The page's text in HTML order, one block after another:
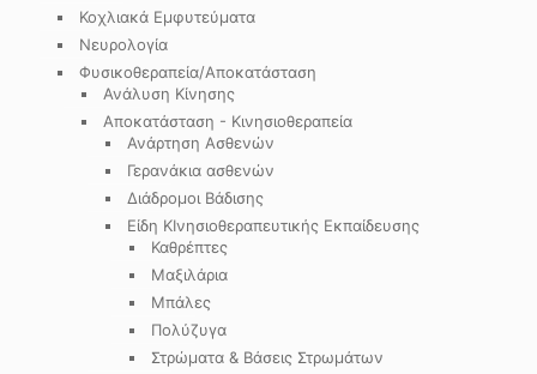
Κοχλιακά Εμφυτεύματα
Νευρολογία
Φυσικοθεραπεία/Αποκατάσταση
Ανάλυση Κίνησης
Αποκατάσταση - Κινησιοθεραπεία
Ανάρτηση Ασθενών
Γερανάκια ασθενών
Διάδρομοι Βάδισης
Είδη ΚΙνησιοθεραπευτικής Εκπαίδευσης
Καθρέπτες
Μαξιλάρια
Μπάλες
Πολύζυγα
Στρώματα & Βάσεις Στρωμάτων